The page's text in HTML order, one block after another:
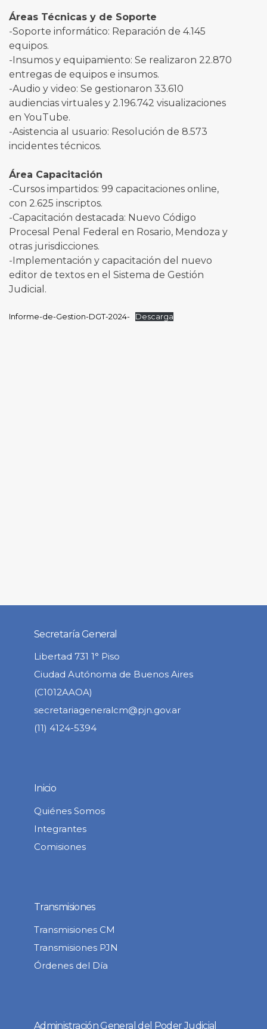
Áreas Técnicas y de Soporte
-Soporte informático: Reparación de 4.145
equipos.
-Insumos y equipamiento: Se realizaron 22.870
entregas de equipos e insumos.
-Audio y video: Se gestionaron 33.610
audiencias virtuales y 2.196.742 visualizaciones
en YouTube.
-Asistencia al usuario: Resolución de 8.573
incidentes técnicos.
Área Capacitación
-Cursos impartidos: 99 capacitaciones online,
con 2.625 inscriptos.
-Capacitación destacada: Nuevo Código
Procesal Penal Federal en Rosario, Mendoza y
otras jurisdicciones.
-Implementación y capacitación del nuevo
editor de textos en el Sistema de Gestión
Judicial.
Informe-de-Gestion-DGT-2024- Descarga
Secretaría General
Libertad 731 1° Piso
Ciudad Autónoma de Buenos Aires
(C1012AAOA)
secretariageneralcm@pjn.gov.ar
(11) 4124-5394
Inicio
Quiénes Somos
Integrantes
Comisiones
Transmisiones
Transmisiones CM
Transmisiones PJN
Órdenes del Día
Administración General del Poder Judicial